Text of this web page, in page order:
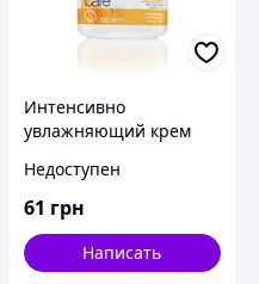
Интенсивно
увлажняющий крем
маточным молочком
Avon, Эйвон, Ейвон,
100 мл
Недоступен
61 грн
Написать